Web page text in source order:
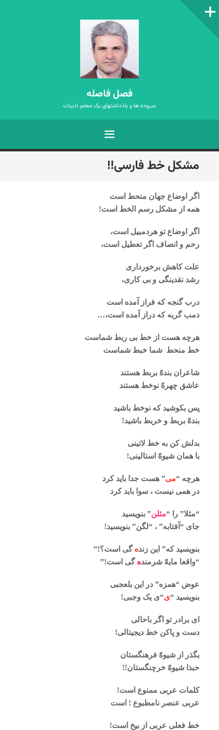
ستون‌کناری
فصل فاصله
سروده ها و یادداشتهای یک معلم ادبیات
فهرست
رفتن
به
مشکل خط فارسی!!
اگر اوضاع جهان منحط است
همه از مشکل رسم الخط است!
اگر اوضاع تو هردمبیل است،
رحم و انصاف اگر تعطیل است،
علت کاهش برخورداری
رشد نقدینگی و بی کاری،
درب گنجه که فراز آمده است
دمب گربه که دراز آمده است،…
هرچه هست از خط بی ربط شماست
خط منحط شما خبط شماست
شاعران بندهّ بربط هستند
عاشق چهرهّ نوخط هستند
پس بکوشید که نوخط باشید
بندهّ بربط و خربط باشید!
بدلش کن به خط لاتینی
با همان شیوهّ استالینی!
هرچه “می” هست جدا باید کرد
در همی نیست ، سوا باید کرد
“مثلا” را “مثلن” بنویسید
جای “آفتابه” ، “لگن” بنویسید!
بنویسید که” این زنده گی است؟!”
“واقعا مایهّ شرمنده گی است!”
عوض “همزه” در این بلعجبی
بنویسید “ی“ی یک وجبی!
ای برادر تو اگر باحالی
دست و پاکن خط دیجیتالی!
بگذر از شیوهّ فرهنگستان
حبذا شیوهّ خرچنگستان!!
کلمات عربی ممنوع است!
عربی عنصر نامطبوع ! است
خط فعلی عربی از بیخ است!